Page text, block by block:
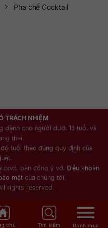
Pha chế Cocktail
TRÁCH NHIỆM
dành cho người dưới 18 tuổi và
thai.
tuổi theo đúng quy định của
, bạn đồng ý với Điều khoản
mậtcủa chúng tôi.
rights reserved.
chủ Tìm kiếm Danh mục